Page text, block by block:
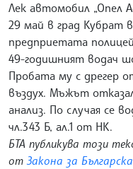
Лек автомобил „Опел
29 май в град Кубрат
предприетата
49-годишният водач
Пробата му с дрегер
въздух. Мъжът
анализ. По случая се
чл.343 Б, ал.1 от НК.
БТА публикува този
отЗакона за